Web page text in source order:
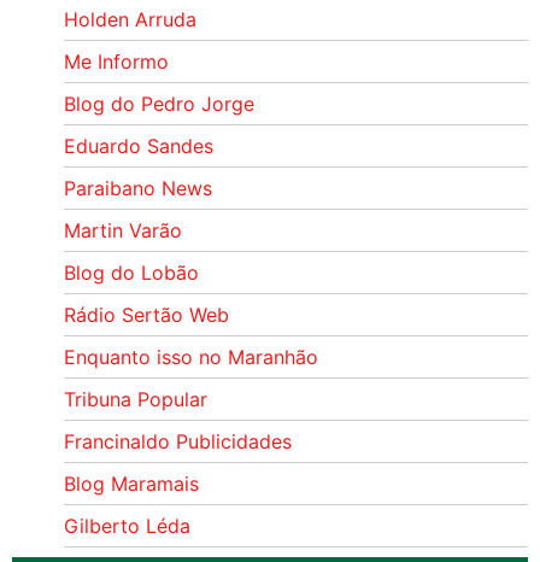
Holden Arruda
Me Informo
Blog do Pedro Jorge
Eduardo Sandes
Paraibano News
Martin Varão
Blog do Lobão
Rádio Sertão Web
Enquanto isso no Maranhão
Tribuna Popular
Francinaldo Publicidades
Blog Maramais
Gilberto Léda